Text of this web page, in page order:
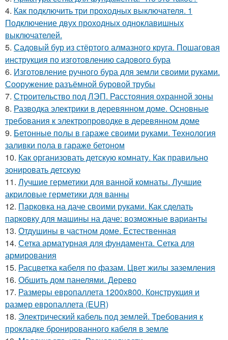
4. Как подключить три проходных выключателя. 1
Подключение двух проходных одноклавишных
выключателей.
5. Садовый бур из стёртого алмазного круга. Пошаговая
инструкция по изготовлению садового бура
6. Изготовление ручного бура для земли своими руками.
Сооружение разъёмной буровой трубы
7. Строительство под ЛЭП. Расстояния охранной зоны
8. Разводка электрики в деревянном доме. Основные
требования к электропроводке в деревянном доме
9. Бетонные полы в гараже своими руками. Технология
заливки пола в гараже бетоном
10. Как организовать детскую комнату. Как правильно
зонировать детскую
11. Лучшие герметики для ванной комнаты. Лучшие
акриловые герметики для ванны
12. Парковка на даче своими руками. Как сделать
парковку для машины на даче: возможные варианты
13. Отдушины в частном доме. Естественная
14. Сетка арматурная для фундамента. Сетка для
армирования
15. Расцветка кабеля по фазам. Цвет жилы заземления
16. Обшить дом панелями. Дерево
17. Размеры европаллета 1200х800. Конструкция и
размер европаллета (EUR)
18. Электрический кабель под землей. Требования к
прокладке бронированного кабеля в земле